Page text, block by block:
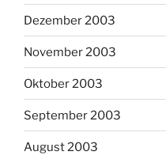
Dezember 2003
November 2003
Oktober 2003
September 2003
August 2003